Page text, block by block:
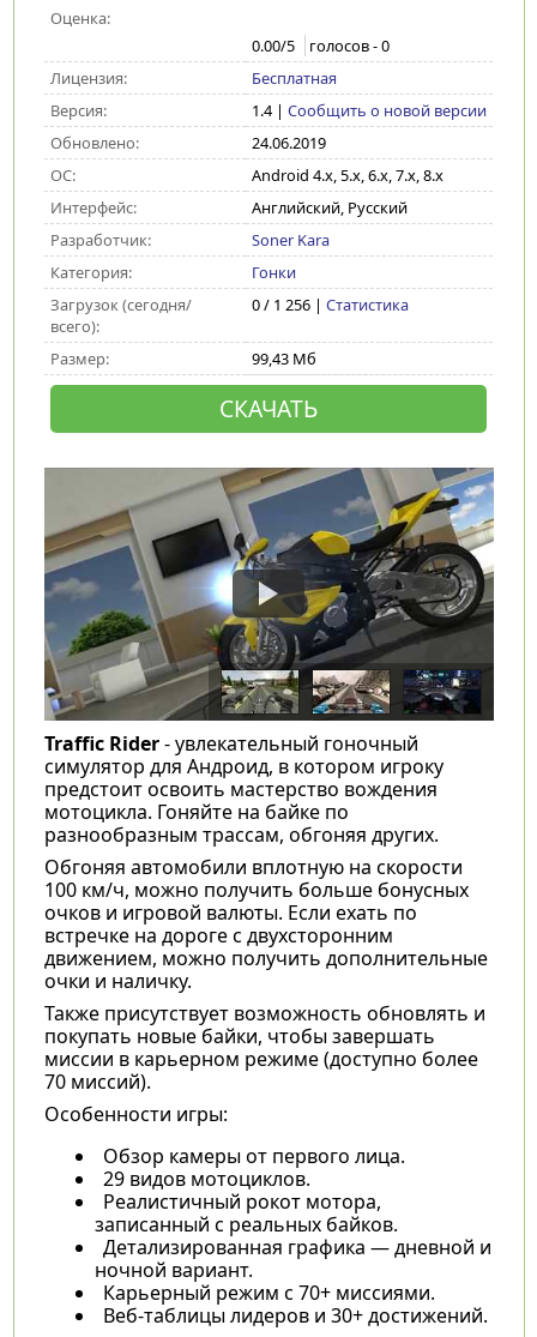
Оценка:
0.00/5 голосов -0
Лицензия:
Бесплатная
Версия:
1.4| Сообщить о новой версии
Обновлено:
24.06.2019
ОС:
Android 4.x, 5.x, 6.x, 7.x, 8.x
Интерфейс:
Английский, Русский
Разработчик:
Soner Kara
Категория:
Гонки
Загрузок (сегодня/
всего):
0 / 1 256 | Статистика
Размер: 99,43 Мб
СКАЧАТЬ
Traffic Rider- увлекательный гоночный
симулятор для Андроид, в котором игроку
предстоит освоить мастерство вождения
мотоцикла. Гоняйте на байке по
разнообразным трассам, обгоняя других.
Обгоняя автомобили вплотную на скорости
100 км/ч, можно получить больше бонусных
очков и игровой валюты. Если ехать по
встречке на дороге с двухсторонним
движением, можно получить дополнительные
очки и наличку.
Также присутствует возможность обновлять и
покупать новые байки, чтобы завершать
миссии в карьерном режиме (доступно более
70 миссий).
Особенности игры:
Обзор камеры от первого лица.
29 видов мотоциклов.
Реалистичный рокот мотора,
записанный с реальных байков.
Детализированная графика — дневной и
ночной вариант.
Карьерный режим с 70+ миссиями.
Веб-таблицы лидеров и 30+ достижений.